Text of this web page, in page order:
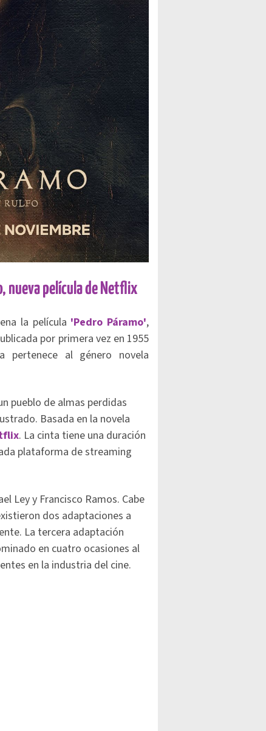
nueva película de Netflix
la película 'Pedro Páramo',
por primera vez en 1955
pertenece al género novela
pueblo de almas perdidas
Basada en la novela
. La cinta tiene una duración
plataforma de streaming
Ley y Francisco Ramos. Cabe
dos adaptaciones a
La tercera adaptación
en cuatro ocasiones al
en la industria del cine.